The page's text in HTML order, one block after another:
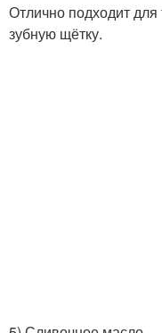
Отлично подходит
зубную щётку.